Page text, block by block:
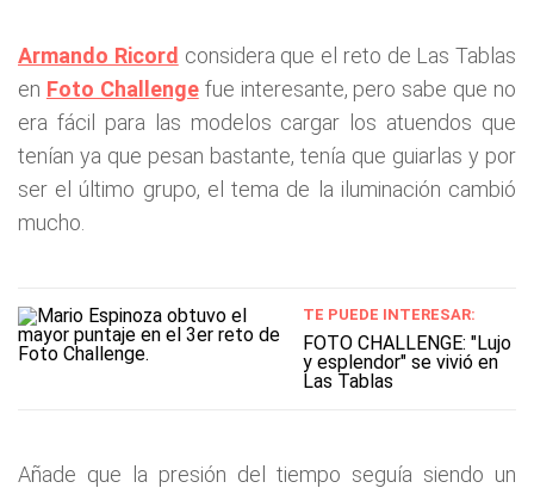
Armando Ricord considera que el reto de Las Tablas
en Foto Challengefue interesante, pero sabe que no
era fácil para las modelos cargar los atuendos que
tenían ya que pesan bastante, tenía que guiarlas y por
ser el último grupo, el tema de la iluminación cambió
mucho.
TE PUEDE INTERESAR:
FOTO CHALLENGE: "Lujo
y esplendor" se vivió en
Las Tablas
Añade que la presión del tiempo seguía siendo un